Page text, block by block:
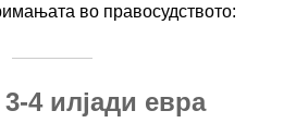
во правосудството:
4 илјади евра